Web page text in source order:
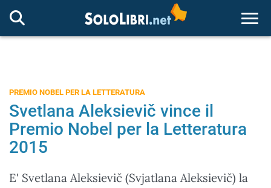
PREMIO NOBEL PER LA LETTERATURA
Svetlana Aleksievič vince il
Premio Nobel per la Letteratura
2015
E' Svetlana Aleksievič (Svjatlana Aleksievič) la